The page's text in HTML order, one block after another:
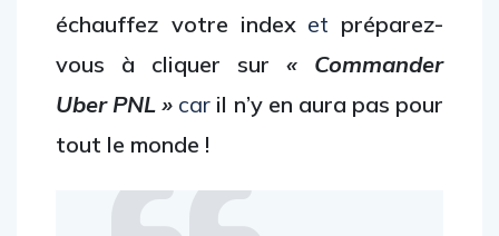
échauffez votre indexet préparez-
vous à cliquer sur
« Commander
Uber PNL » car il n’y en aura pas pour
tout le monde !